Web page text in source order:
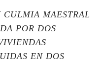
CULMIA MAESTRAL
POR DOS
EN DOS